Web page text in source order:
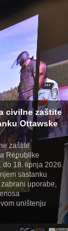
civilne zaštite
Ottawske
zaštite
Republike
do 18. lipnja 2026.
sastanku
uporabe,
uništenju